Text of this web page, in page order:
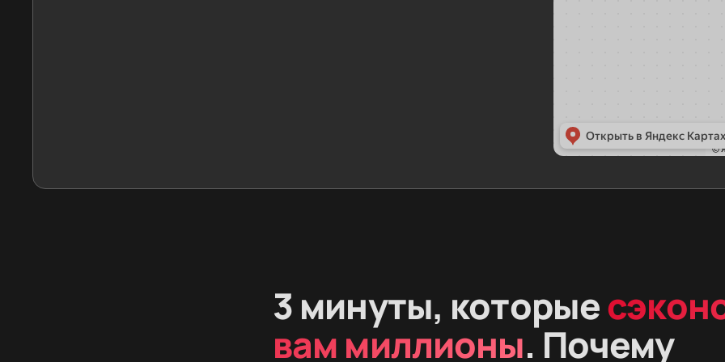
3 минуты, которые
вам миллионы. Почему